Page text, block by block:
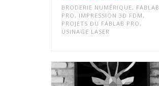
BRODERIE NUMÉRIQUE, FABLAB
PRO , IMPRESSION 3D FDM ,
PROJETS DU FABLAB PRO ,
USINAGE LASER